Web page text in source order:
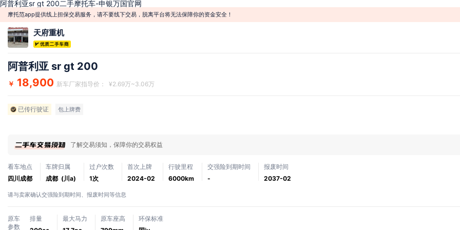
阿普利亚sr gt 200二手摩托车-申银万国官网
摩托范app提供线上担保交易服务，请不要线下交易，脱离平台将无法保障你的资金安全！
天府重机
阿普利亚 sr gt 200
￥ 18,900 新车厂家指导价： ¥2.69万~3.06万
已传行驶证 包上牌费
了解交易须知，保障你的交易权益
看车地点
四川成都
车牌归属
成都 (川a)
过户次数
1次
首次上牌
2024-02
行驶里程
6000km
交强险到期时间
-
报废时间
2037-02
请与卖家确认交强险到期时间、报废时间等信息
原车
参数
排量
最大马力
原车座高
环保标准